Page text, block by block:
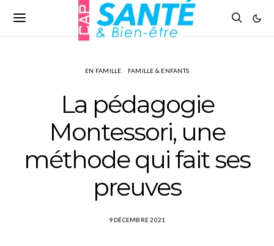
EN FAMILLE FAMILLE & ENFANTS
La pédagogie
Montessori, une
méthode qui fait ses
preuves
9 DÉCEMBRE 2021